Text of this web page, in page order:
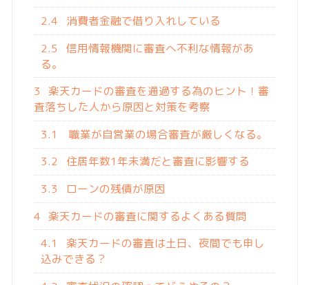
2.4
消費者金融で借り入れしている
2.5
信用情報機関に審査へ不利な情報があ
る。
3
楽天カードの審査を通過する為のヒント！審
査落ちした人から原因と対策を考察
3.1
職業が自営業の場合審査が厳しくなる。
3.2
住居年数1年未満だと審査に影響する
3.3
ローンの残債が原因
4 楽天カードの審査に関するよくある質問
4.1
楽天カードの審査は土日、夜間でも申し
込みできる？